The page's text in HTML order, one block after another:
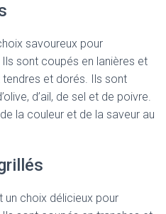
savoureux pour
sont coupés en lanières et
tendres et dorés. Ils sont
d’ail, de sel et de poivre.
la couleur et de la saveur au
un choix délicieux pour